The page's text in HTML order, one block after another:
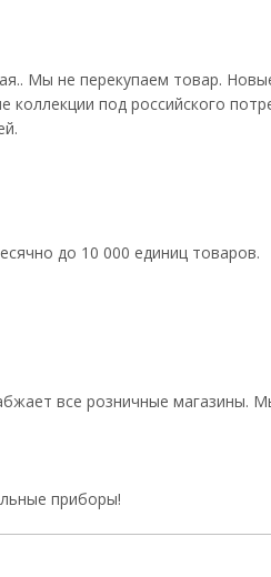
Мы не перекупаем товар.
под российского
до 10 000 единиц товаров.
все розничные
приборы!